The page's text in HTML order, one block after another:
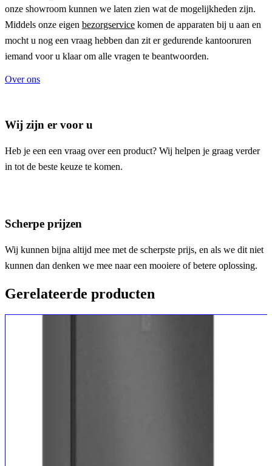
onze showroom kunnen we laten zien wat de mogelijkheden zijn.
Middels onze eigen bezorgservice komen de apparaten bij u aan en
mocht u nog een vraag hebben dan zit er gedurende kantooruren
iemand voor u klaar om alle vragen te beantwoorden.
Over ons
Wij zijn er voor u
Heb je een een vraag over een product? Wij helpen je graag verder
in tot de beste keuze te komen.
Scherpe prijzen
Wij kunnen bijna altijd mee met de scherpste prijs, en als we dit niet
kunnen dan denken we mee naar een mooiere of betere oplossing.
Gerelateerde producten